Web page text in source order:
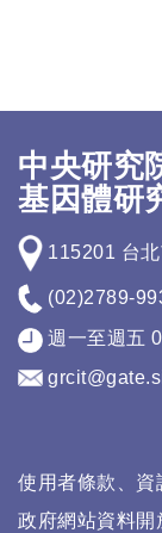
中央研究
基因體研
115201 台北
(02)2789-
週一至週五
使用者條款、資
政府網站資料開